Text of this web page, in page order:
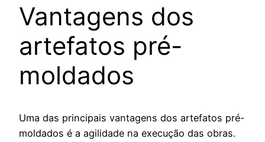
Vantagens dos
artefatos pré-
moldados
Uma das principais vantagens dos artefatos pré-
moldados é a agilidade na execução das obras.